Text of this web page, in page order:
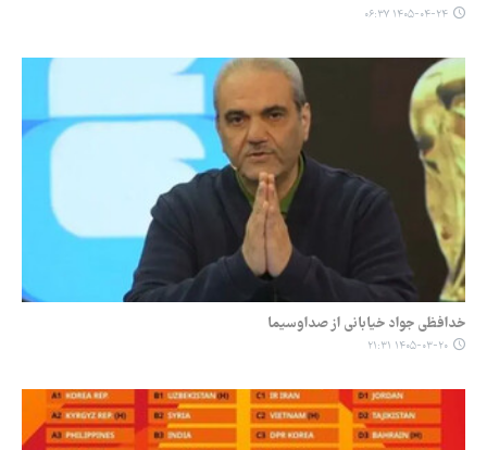
۱۴۰۵-۰۴-۲۴ ۰۶:۳۷
خدافظی جواد خیابانی از صداوسیما
۱۴۰۵-۰۳-۲۰ ۲۱:۳۱